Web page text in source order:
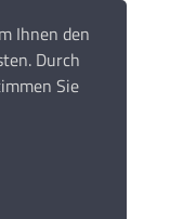
Ihnen den
Durch
Sie